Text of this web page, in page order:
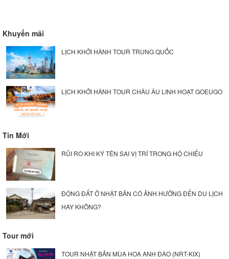
Khuyến mãi
LỊCH KHỞI HÀNH TOUR TRUNG QUỐC
LỊCH KHỞI HÀNH TOUR CHÂU ÂU LINH HOẠT GOEUGO
Tin Mới
RỦI RO KHI KÝ TÊN SAI VỊ TRÍ TRONG HỘ CHIẾU
ĐỘNG ĐẤT Ở NHẬT BẢN CÓ ẢNH HƯỞNG ĐẾN DU LỊCH
HAY KHÔNG?
Tour mới
TOUR NHẬT BẢN MÙA HOA ANH ĐÀO (NRT-KIX)